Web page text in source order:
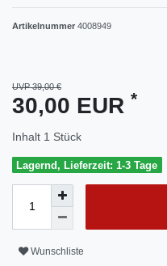
Artikelnummer 4008949
UVP 39,00 €
30,00 EUR *
Inhalt 1 Stück
Lagernd, Lieferzeit: 1-3 Tage
Wunschliste